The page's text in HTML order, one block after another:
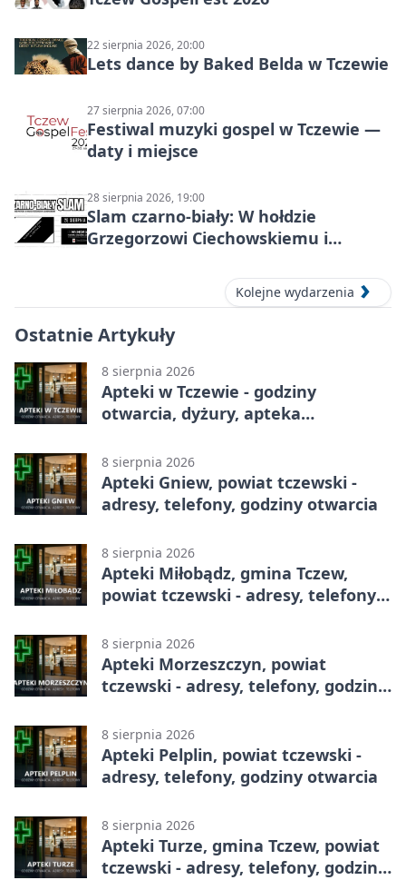
22 sierpnia 2026, 20:00
Lets dance by Baked Belda w Tczewie
27 sierpnia 2026, 07:00
Festiwal muzyki gospel w Tczewie —
daty i miejsce
28 sierpnia 2026, 19:00
Slam czarno-biały: W hołdzie
Grzegorzowi Ciechowskiemu i
Kolejne wydarzenia
Ostatnie Artykuły
8 sierpnia 2026
Apteki w Tczewie - godziny
otwarcia, dyżury, apteka
8 sierpnia 2026
Apteki Gniew, powiat tczewski -
adresy, telefony, godziny otwarcia
8 sierpnia 2026
Apteki Miłobądz, gmina Tczew,
powiat tczewski - adresy, telefony,
8 sierpnia 2026
Apteki Morzeszczyn, powiat
tczewski - adresy, telefony, godziny
8 sierpnia 2026
Apteki Pelplin, powiat tczewski -
adresy, telefony, godziny otwarcia
8 sierpnia 2026
Apteki Turze, gmina Tczew, powiat
tczewski - adresy, telefony, godziny